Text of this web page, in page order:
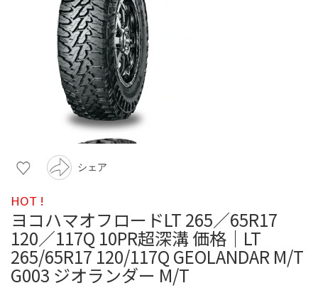
シェア
HOT !
ヨコハマオフロードLT 265／65R17
120／117Q 10PR超深溝 価格｜LT
265/65R17 120/117Q GEOLANDAR M/T
G003 ジオランダー M/T